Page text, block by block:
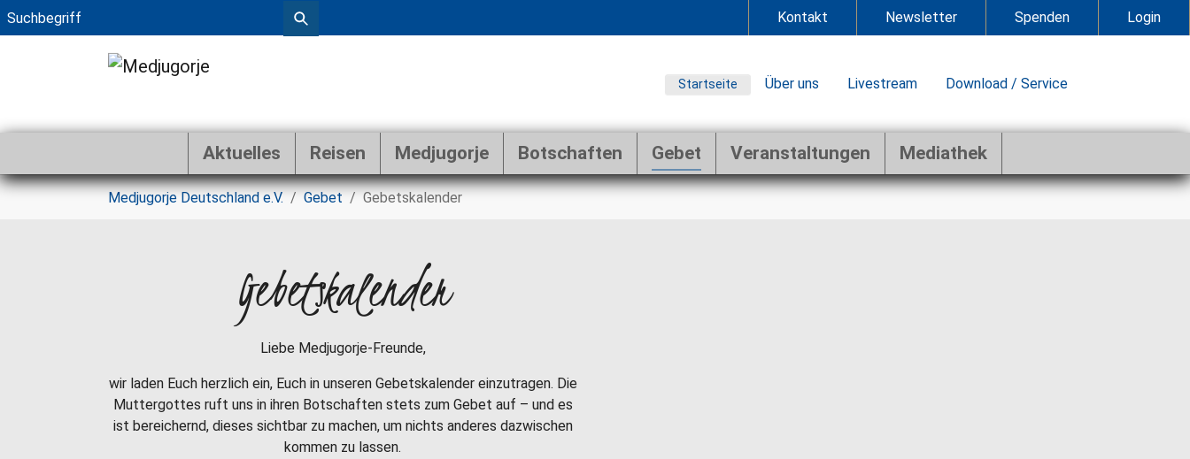
Zum Hauptinhalt springen
Kontakt Newsletter Spenden Login
Startseite Über uns Livestream Download / Service
Aktuelles Reisen Medjugorje Botschaften Gebet Veranstaltungen Mediathek
Sie sind hier:
Medjugorje Deutschland e.V. Gebet Gebetskalender
Gebetskalender
Liebe Medjugorje-Freunde,
wir laden Euch herzlich ein, Euch in unseren Gebetskalender einzutragen. Die
Muttergottes ruft uns in ihren Botschaften stets zum Gebet auf – und es
ist bereichernd, dieses sichtbar zu machen, um nichts anderes dazwischen
kommen zu lassen.